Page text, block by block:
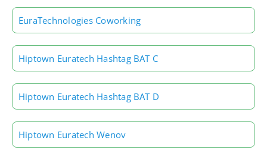
EuraTechnologies Coworking
Hiptown Euratech Hashtag BAT C
Hiptown Euratech Hashtag BAT D
Hiptown Euratech Wenov